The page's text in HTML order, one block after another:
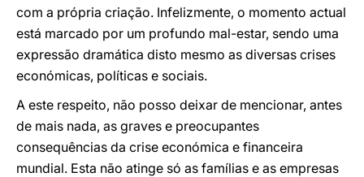
com a própria criação. Infelizmente, o momento actual
está marcado por um profundo mal-estar, sendo uma
expressão dramática disto mesmo as diversas crises
económicas, políticas e sociais.
A este respeito, não posso deixar de mencionar, antes
de mais nada, as graves e preocupantes
consequências da crise económica e financeira
mundial. Esta não atinge só as famílias e as empresas